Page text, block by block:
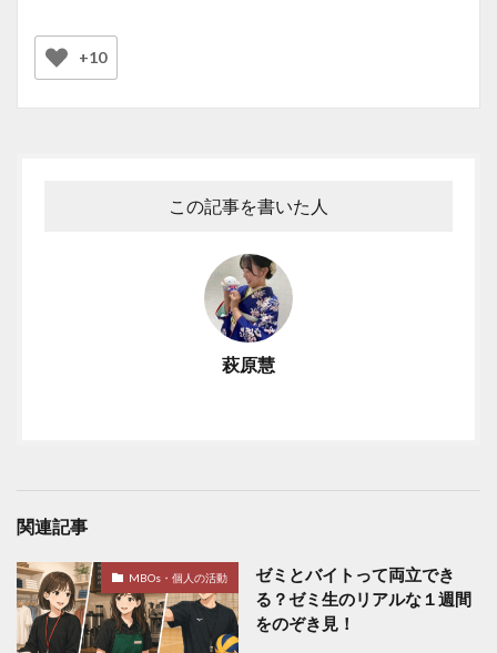
+10
この記事を書いた人
萩原慧
関連記事
MBOs・個人の活動
ゼミとバイトって両立でき
る？ゼミ生のリアルな１週間
をのぞき見！